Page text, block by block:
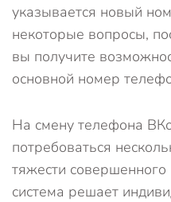
указывается новый
некоторые вопросы,
вы получите
основной номер
На смену телефона
потребоваться
тяжести
система решает